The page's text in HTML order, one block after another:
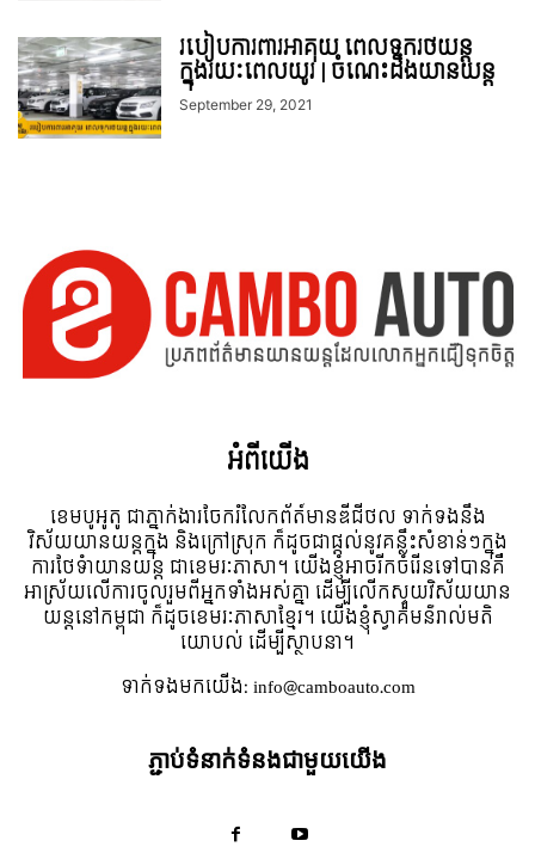
របៀបការពារអាគុយ ពេលទុករថយន្ត
ក្នុងរយៈពេលយូរ | ចំណេះដឹងយានយន្ត
September 29, 2021
អំពី​យើង
ខេមបូអូតូ ជាភ្នាក់ងារចែករំលែកព័ត៍មានឌីជីថល ទាក់ទងនឹង
វិស័យយានយន្តក្នុង និងក្រៅស្រុក ក៏ដូចជាផ្តល់នូវគន្លឹះសំខាន់ៗក្នុង
ការថែទំាយានយន្ត ជាខេមរៈភាសា។ យើងខ្ញុំអាចរីកចំរើនទៅបានគឺ
អាស្រ័យលើការចូលរួមពីអ្នកទាំងអស់គ្នា ដើម្បីលើកស្ទួយវិស័យយាន
យន្តនៅកម្ពុជា ក៏ដូចខេមរៈភាសាខ្មែរ។ យើងខ្ញុំស្វាគមន៌រាល់មតិ
យោបល់ ដើម្បីស្ថាបនា។
ទាក់ទង​មក​យើង:info@camboauto.com
ភ្ជាប់ទំនាក់ទំនងជាមួយយើង